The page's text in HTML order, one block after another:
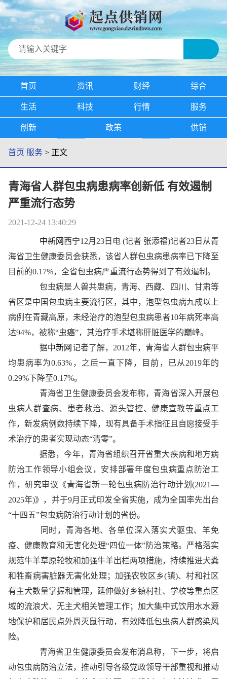
首页 资讯 财经 综合
生活 科技 行情 服务
创新 政策 供销
首页 服务 > 正文
青海省人群包虫病患病率创新低 有效遏制
严重流行态势
2021-12-24 13:40:29
中新网 西宁12月23日电 (记者 张添福)记者23日从青
海省卫生健康委员会获悉，该省人群包虫病患病率已下降至
目前的0.17%，全省包虫病严重流行态势得到了有效遏制。
包虫病是人兽共患病，青海、西藏、四川、甘肃等
省区是中国包虫病主要流行区，其中，泡型包虫病九成以上
病例在青藏高原，未经治疗的泡型包虫病患者10年病死率高
达94%，被称“虫癌”，其治疗手术堪称肝脏医学的巅峰。
据中新网 记者了解，2012年，青海省人群包虫病平
均患病率为0.63%，之后一直下降，目前，已从2019年的
0.29%下降至0.17%。
青海省卫生健康委员会发布称，青海省深入开展包
虫病人群查病、患者救治、源头管控、健康宣教等重点工
作，新发病例数持续下降，现有具备手术指征且自愿接受手
术治疗的患者实现动态“清零”。
据悉，今年，青海省组织召开省重大疾病和地方病
防治工作领导小组会议，安排部署年度包虫病重点防治工
作，研究审议《青海省新一轮包虫病防治行动计划(2021—
2025年)》，并于9月正式印发全省实施，成为全国率先出台
“十四五”包虫病防治行动计划的省份。
同时，青海各地、各单位深入落实犬驱虫、羊免
疫、健康教育和无害化处理“四位一体”防治策略。严格落实
规范牛羊草原轮牧和加强牛羊出栏两项措施，持续推进犬粪
和牲畜病害脏器无害化处理；加强农牧区乡(镇)、村和社区
有主犬数量掌握和管理，延伸做好乡镇村社、学校等重点区
域的流浪犬、无主犬相关管理工作；加大集中式饮用水水源
地保护和居民点外周灭鼠行动，有效降低包虫病人群感染风
险。
青海省卫生健康委员会发布消息称，下一步，将启
动包虫病防治立法，推动引导各级党政领导干部重视和推动